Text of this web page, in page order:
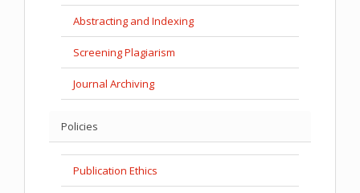
Abstracting and Indexing
Screening Plagiarism
Journal Archiving
Policies
Publication Ethics